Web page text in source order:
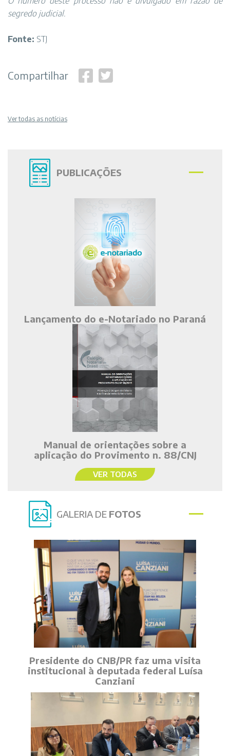
segredo judicial.
Fonte: STJ
Compartilhar
Ver todas as notícias
PUBLICAÇÕES
Lançamento do e-Notariado no Paraná
Manual de orientações sobre a
aplicação do Provimento n. 88/CNJ
VER TODAS
GALERIA DE FOTOS
Presidente do CNB/PR faz uma visita
institucional à deputada federal Luísa
Canziani